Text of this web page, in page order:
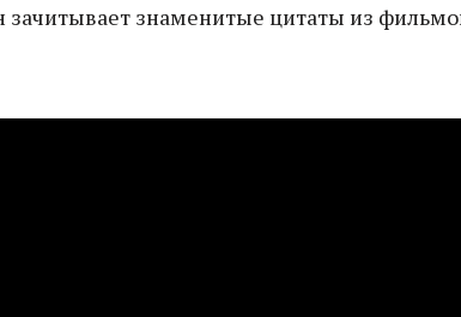
зачитывает знаменитые цитаты из